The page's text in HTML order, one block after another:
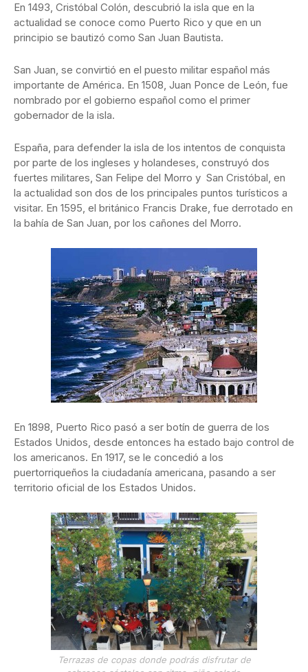
En 1493, Cristóbal Colón, descubrió la isla que en la
actualidad se conoce como Puerto Rico y que en un
principio se bautizó como San Juan Bautista.
San Juan, se convirtió en el puesto militar español más
importante de América. En 1508, Juan Ponce de León, fue
nombrado por el gobierno español como el primer
gobernador de la isla.
España, para defender la isla de los intentos de conquista
por parte de los ingleses y holandeses, construyó dos
fuertes militares, San Felipe del Morro y San Cristóbal, en
la actualidad son dos de los principales puntos turísticos a
visitar. En 1595, el británico Francis Drake, fue derrotado en
la bahía de San Juan, por los cañones del Morro.
En 1898, Puerto Rico pasó a ser botín de guerra de los
Estados Unidos, desde entonces ha estado bajo control de
los americanos. En 1917, se le concedió a los
puertorriqueños la ciudadanía americana, pasando a ser
territorio oficial de los Estados Unidos.
Terrazas de copas donde podrás disfrutar de